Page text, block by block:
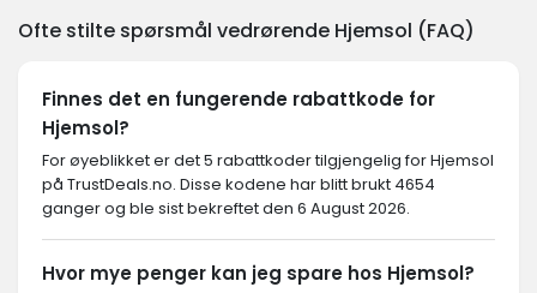
Ofte stilte spørsmål vedrørende Hjemsol (FAQ)
Finnes det en fungerende rabattkode for
Hjemsol?
For øyeblikket er det 5 rabattkoder tilgjengelig for Hjemsol
på TrustDeals.no. Disse kodene har blitt brukt 4654
ganger og ble sist bekreftet den 6 August 2026.
Hvor mye penger kan jeg spare hos Hjemsol?